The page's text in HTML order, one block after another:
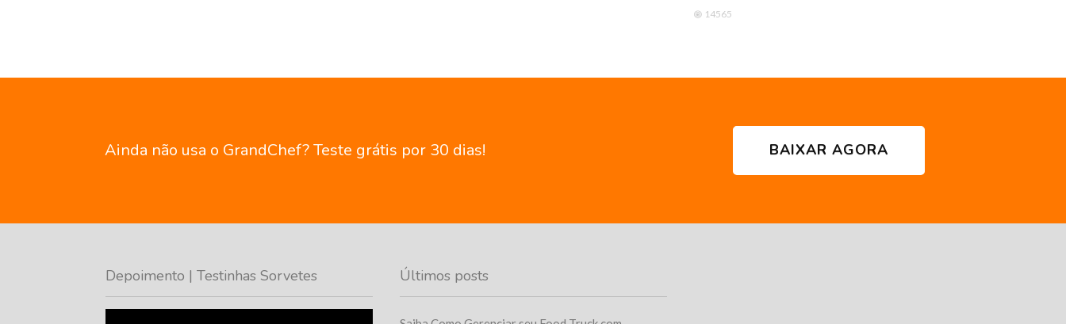
14565
Ainda não usa o GrandChef? Teste grátis por 30 dias! BAIXAR AGORA
Depoimento | Testinhas Sorvetes Últimos posts